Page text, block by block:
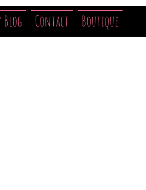
Blog Contact Boutique